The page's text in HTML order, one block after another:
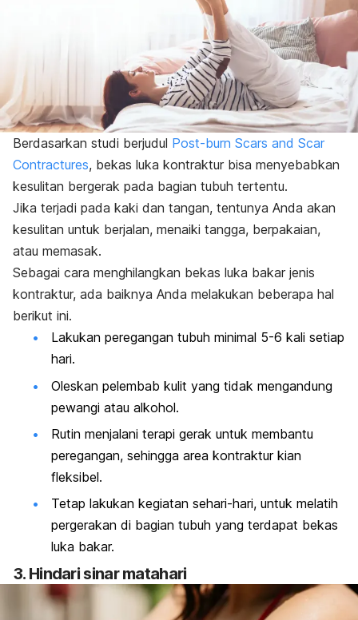
Berdasarkan studi berjudul Post-burn Scars and Scar
Contractures, bekas luka kontraktur bisa menyebabkan
kesulitan bergerak pada bagian tubuh tertentu.
Jika terjadi pada kaki dan tangan, tentunya Anda akan
kesulitan untuk berjalan, menaiki tangga, berpakaian,
atau memasak.
Sebagai cara menghilangkan bekas luka bakar jenis
kontraktur, ada baiknya Anda melakukan beberapa hal
berikut ini.
Lakukan peregangan tubuh minimal 5-6 kali setiap
hari.
Oleskan pelembab kulit yang tidak mengandung
pewangi atau alkohol.
Rutin menjalani terapi gerak untuk membantu
peregangan, sehingga area kontraktur kian
fleksibel.
Tetap lakukan kegiatan sehari-hari, untuk melatih
pergerakan di bagian tubuh yang terdapat bekas
luka bakar.
3. Hindari sinar matahari